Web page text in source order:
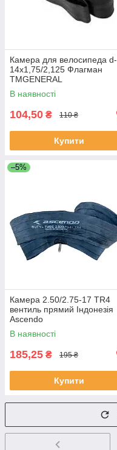
Камера для велосипеда d-
14х1,75/2,125 Флагман
ТМGENERAL
В наявності
104,50 ₴ 110 ₴
Купити
–5%
Камера 2.50/2.75-17 TR4
вентиль прямий Індонезія
Ascendo
В наявності
185,25 ₴ 195 ₴
Купити